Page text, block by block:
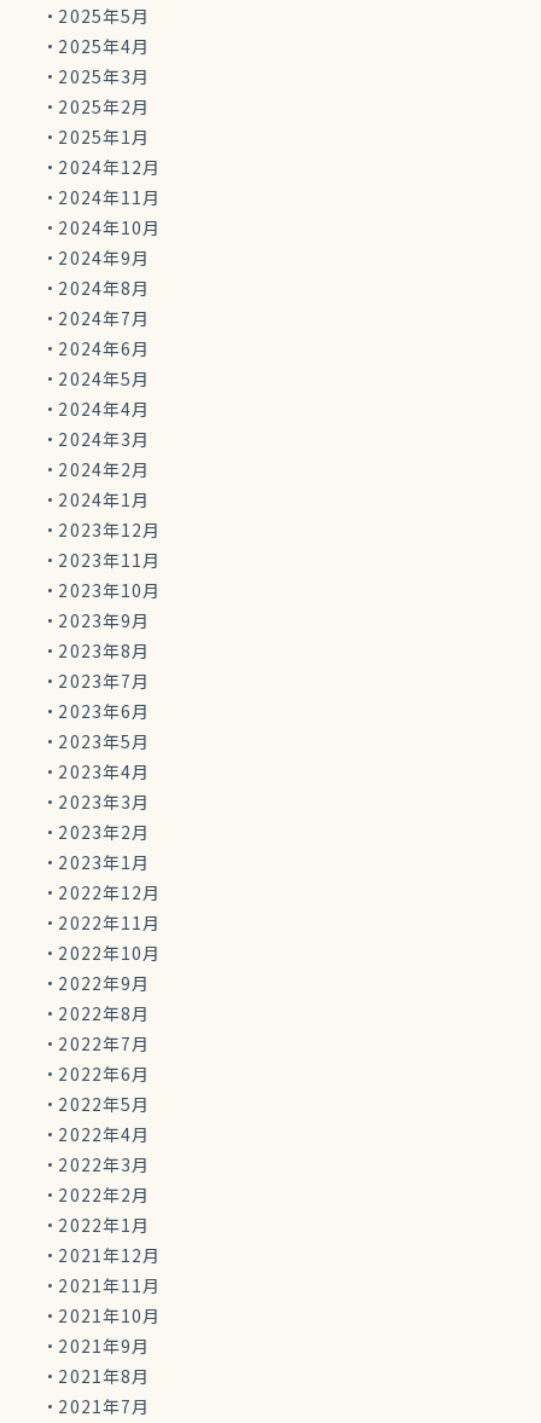
2025年5月
2025年4月
2025年3月
2025年2月
2025年1月
2024年12月
2024年11月
2024年10月
2024年9月
2024年8月
2024年7月
2024年6月
2024年5月
2024年4月
2024年3月
2024年2月
2024年1月
2023年12月
2023年11月
2023年10月
2023年9月
2023年8月
2023年7月
2023年6月
2023年5月
2023年4月
2023年3月
2023年2月
2023年1月
2022年12月
2022年11月
2022年10月
2022年9月
2022年8月
2022年7月
2022年6月
2022年5月
2022年4月
2022年3月
2022年2月
2022年1月
2021年12月
2021年11月
2021年10月
2021年9月
2021年8月
2021年7月